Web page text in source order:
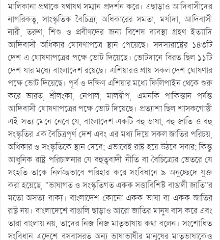
মালিকানা প্রথাকে যথাযথ সম্মান প্রদর্শন করে। এছাড়াও আদিবাসীদের
নাগরিকত্ব, সাংস্কৃতিক বৈচিত্র্য, অধিকারের সমতা, মর্যাদা, আদিবাসী
নারী, তরুণ, শিশু ও প্রবীণদের জন্য বিশেষ ব্যবস্থা গ্রহণ ইত্যাদি
আদিবাসী অধিকার ঘোষণাপত্রে স্থান পেয়েছে। সদস্যরাষ্ট্রের ১৪৩টি
দেশ এ ঘোষণাপত্রের পক্ষে ভোট দিয়েছে। ভোটদানে বিরত ছিল ১১টি
দেশ যার মধ্যে বাংলাদেশ রয়েছে। এশিয়ারও প্রায় সকল দেশ ঘোষণার
পক্ষে ভোট দিয়েছে। পূর্ব ও দক্ষিণ এশিয়ার মধ্যে ফিলিপাইন থেকে শুরু
করে ভারত, শ্রীলংকা, নেপাল, মালদ্বীপ, এমনকি পাকিস্তান পর্যন্ত
আদিবাসী ঘোষণাপত্রের পক্ষে ভোট দিয়েছে। প্রত্যাশা ছিল শাসকগোষ্ঠী
এই সত্য মেনে নেবে যে, বাংলাদেশ একটি বহু ভাষা, বহু জাতি ও বহু
সংস্কৃতির এক বৈচিত্রপূর্ণ দেশ এবং এর মধ্য দিয়ে সকল জাতির পরিচয়,
অধিকার ও সংস্কৃতিকে স্থান দেবে; এভাবেই রাষ্ট্র হয়ে উঠবে সবার; কিন্তু
আধুনিক রাষ্ট্র পরিচালনার যে বহুত্ববাদী নীতি বা বৈচিত্র্যের ভেতরে যে
সংহতি তাকে নির্লজ্জভাবে পরিহার করে সংবিধানে ৯ অনুচ্ছেদে যুক্ত
করা হয়েছে, “ভাষাগত ও সংস্কৃতিগত একক সত্তাবিশিষ্ট বাঙালী জাতি”র
মতো অসত্য বাক্য। বাংলাদেশ কোনো একক ভাষা বা একক জাতির
রাষ্ট্র নয়। বাংলাদেশে বাঙালি ছাড়াও আরো জাতির মানুষ বাস করে এবং
তারা বাংলায় নয়, তাদের নিজ নিজ মাতৃভাষায় কথা বলেন। সংশোধিত
সংবিধান এদেশে বসবাসরত অন্য ভাষাভাষীর মানুষের মাতৃভাষাকেও